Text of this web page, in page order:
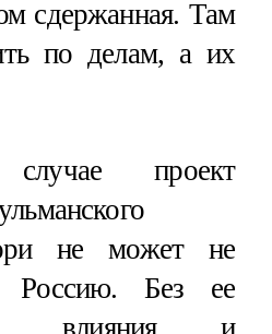
сдержанная. Там
по делам, а их
проект
не может не
Россию. Без ее